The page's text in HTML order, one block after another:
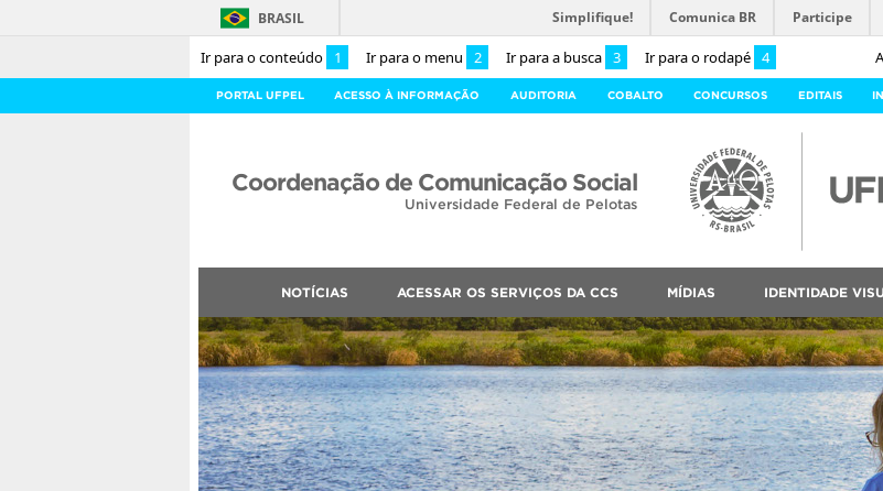
Ir para o conteúdo 1 Ir para o menu 2 Ir para a busca 3 Ir para o rodapé 4
BRASIL Simplifique! Comunica BR Participe
PORTAL UFPEL ACESSO À INFORMAÇÃO AUDITORIA COBALTO CONCURSOS EDITAIS
Coordenação de Comunicação Social
Universidade Federal de Pelotas
NOTÍCIAS ACESSAR OS SERVIÇOS DA CCS MÍDIAS IDENTIDADE